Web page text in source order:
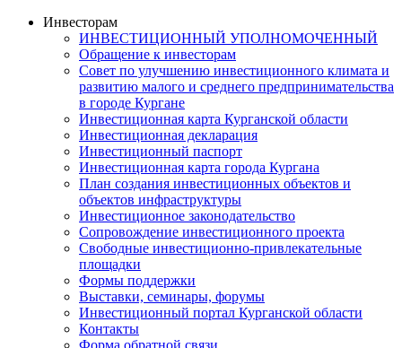
Инвесторам
ИНВЕСТИЦИОННЫЙ УПОЛНОМОЧЕННЫЙ
Обращение к инвесторам
Совет по улучшению инвестиционного климата и
развитию малого и среднего предпринимательства
в городе Кургане
Инвестиционная карта Курганской области
Инвестиционная декларация
Инвестиционный паспорт
Инвестиционная карта города Кургана
План создания инвестиционных объектов и
объектов инфраструктуры
Инвестиционное законодательство
Сопровождение инвестиционного проекта
Свободные инвестиционно-привлекательные
площадки
Формы поддержки
Выставки, семинары, форумы
Инвестиционный портал Курганской области
Контакты
Форма обратной связи